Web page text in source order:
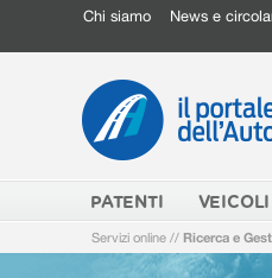
Chi siamo News e
PATENTI VEICOLI
Servizi online // Ricerca e